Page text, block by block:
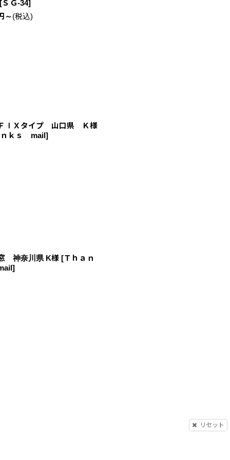
ＳＧ-34]
～(税込)
ＩＸタイプ 山口県 Ｋ様
ｋｓ mail ]
神奈川県 K様 [Ｔｈａｎ
]
リセット